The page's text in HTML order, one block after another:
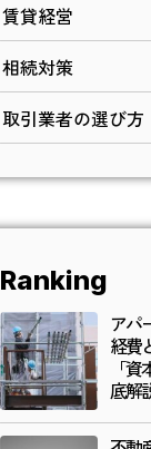
賃貸経営
相続対策
取引業者の選び方
Ranking
アパ
経費
「
底解